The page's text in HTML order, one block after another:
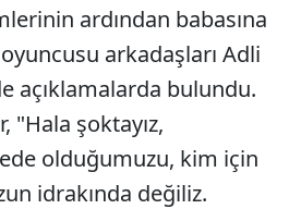
ardından babasına
arkadaşları Adli
açıklamalarda bulundu.
"Hala şoktayız,
olduğumuzu, kim için
idrakında değiliz.